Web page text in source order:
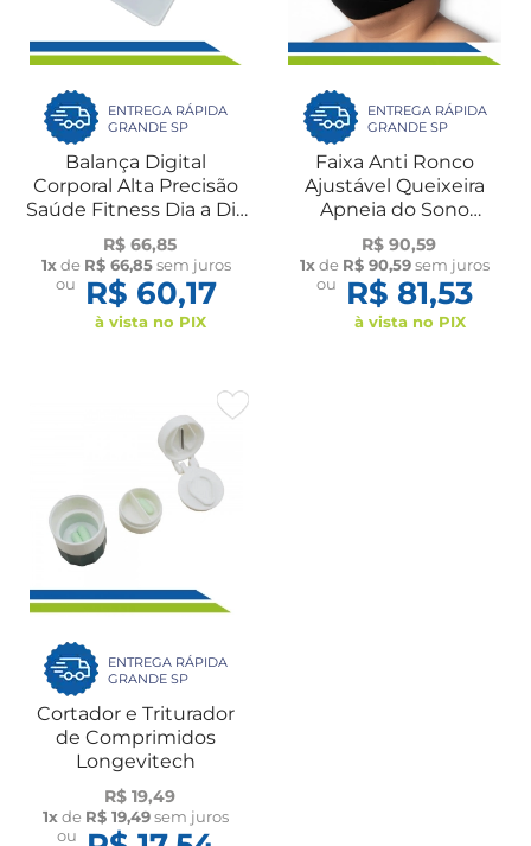
ENTREGA RÁPIDA
GRANDE SP
Balança Digital
Corporal Alta Precisão
Saúde Fitness Dia a Dia
até 180kg Banheiro
Clínica Academia
R$ 66,85
1xde R$ 66,85sem juros
ou
R$ 60,17
à vista no PIX
ENTREGA RÁPIDA
GRANDE SP
Faixa Anti Ronco
Ajustável Queixeira
Apneia do Sono
Reparador Unissex UN
Dilepé
R$ 90,59
1xde R$ 90,59sem juros
ou
R$ 81,53
à vista no PIX
ENTREGA RÁPIDA
GRANDE SP
Cortador e Triturador
de Comprimidos
Longevitech
R$ 19,49
1xde R$ 19,49sem juros
ou